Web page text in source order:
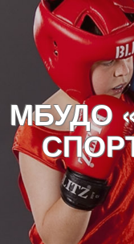
МБУДО